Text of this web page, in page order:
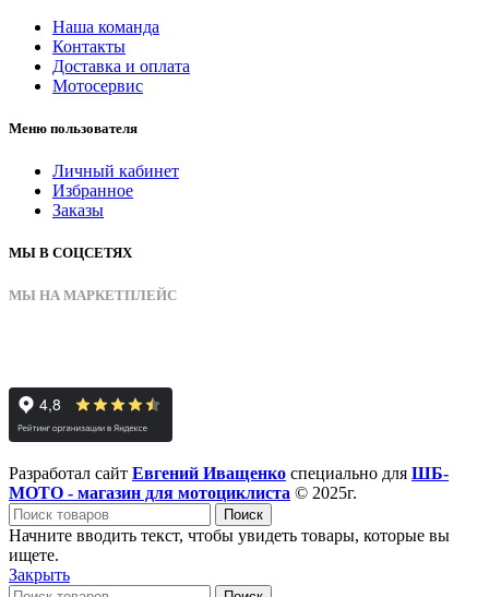
Наша команда
Контакты
Доставка и оплата
Мотосервис
Меню пользователя
Личный кабинет
Избранное
Заказы
МЫ В СОЦСЕТЯХ
МЫ НА МАРКЕТПЛЕЙС
Разработал сайт Евгений Иващенко специально для ШБ-
МОТО - магазин для мотоциклиста © 2025г.
Поиск
Начните вводить текст, чтобы увидеть товары, которые вы
ищете.
Закрыть